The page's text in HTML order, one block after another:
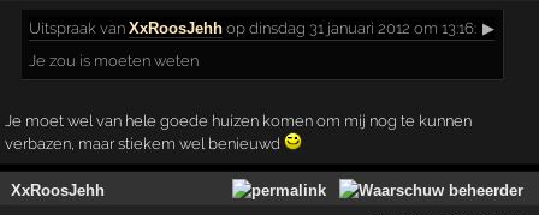
Uitspraak vanXxRoosJehh op dinsdag 31 januari 2012 om 13:16: ▶
Je zou is moeten weten
Je moet wel van hele goede huizen komen om mij nog te kunnen
verbazen, maar stiekem wel benieuwd
XxRoosJehh